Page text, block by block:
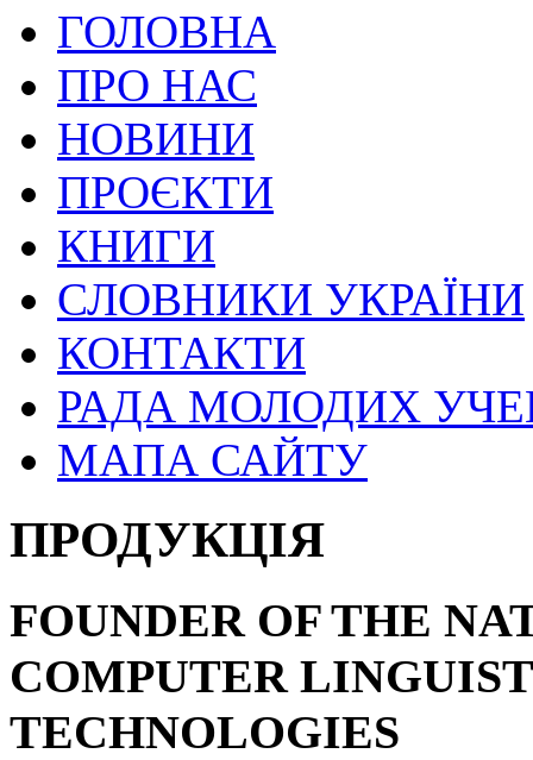
ГОЛОВНА
ПРО НАС
НОВИНИ
ПРОЄКТИ
КНИГИ
СЛОВНИКИ УКРАЇНИ
КОНТАКТИ
РАДА МОЛОДИХ
МАПА САЙТУ
ПРОДУКЦІЯ
FOUNDER OF THE
COMPUTER
TECHNOLOGIES